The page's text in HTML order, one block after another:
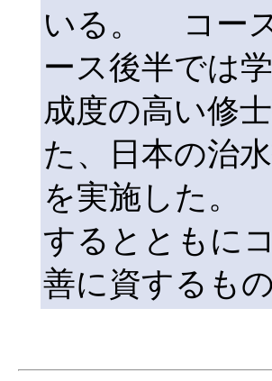
いる。 コース
ース後半では
成度の高い修
た、日本の治
を実施した。
するとともに
善に資するも